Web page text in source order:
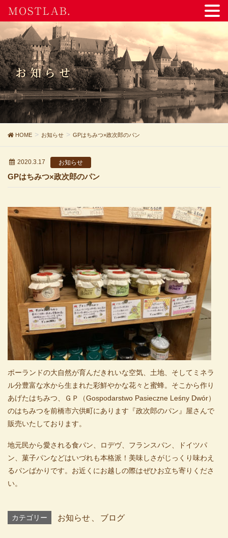
お知らせ
HOME お知らせ GPはちみつ×政次郎のパン
2020.3.17 お知らせ
GPはちみつ×政次郎のパン
ポーランドの大自然が育んだきれいな空気、土地、そしてミネラ
ル分豊富な水から生まれた彩鮮やかな花々と蜜蜂。そこから作り
あげたはちみつ、ＧＰ（Gospodarstwo Pasieczne Leśny Dwór）
のはちみつを前橋市六供町にあります『政次郎のパン』屋さんで
販売いたしております。
地元民から愛される食パン、ロデヴ、フランスパン、ドイツパ
ン、菓子パンなどはいづれも本格派！美味しさがじっくり味わえ
るパンばかりです。お近くにお越しの際はぜひお立ち寄りくださ
い。
カテゴリー お知らせ ブログ
MOSTLAB.